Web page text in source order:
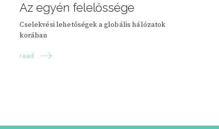
Az egyén felelőssége
Cselekvési lehetőségek a globális hálózatok
korában
read